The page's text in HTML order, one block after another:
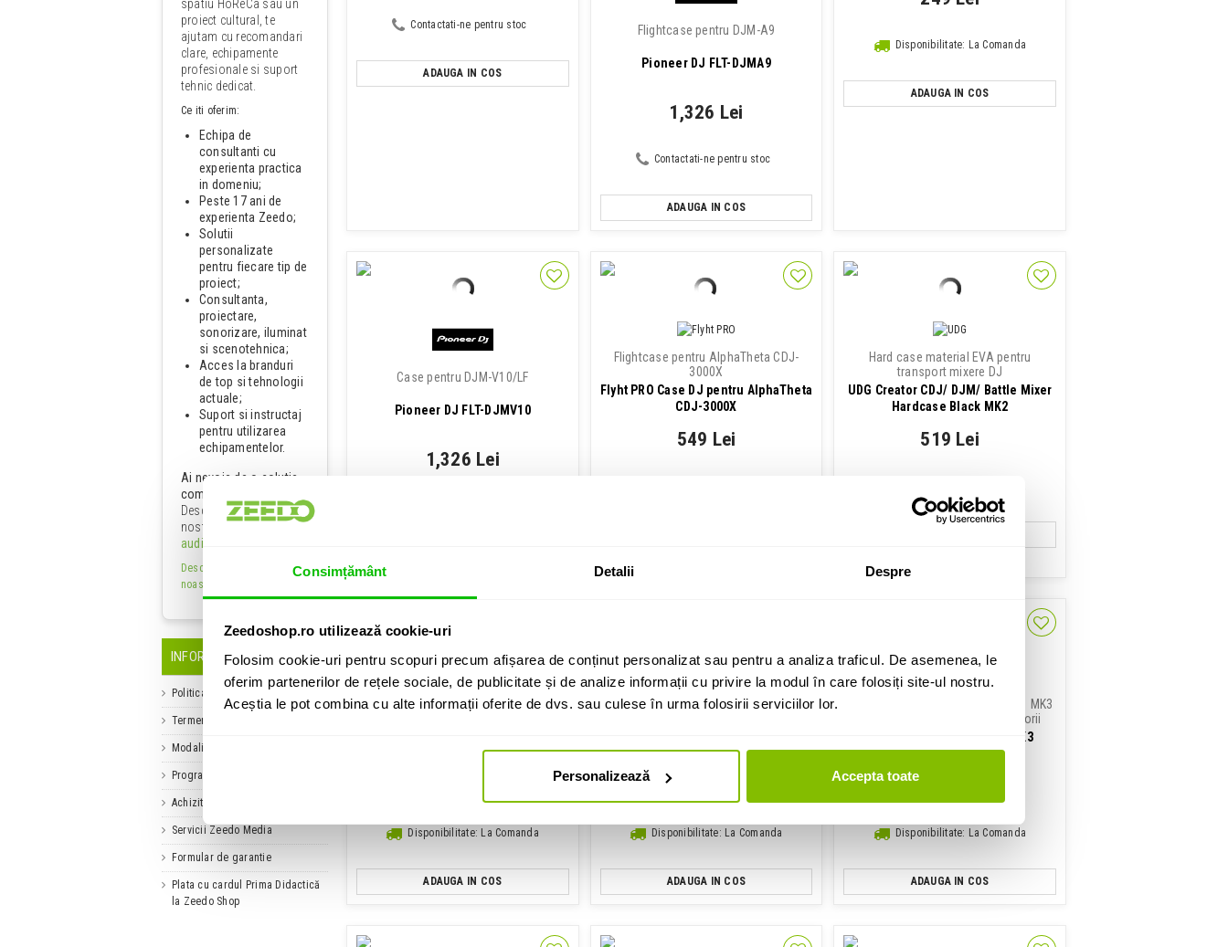
Consimțământ Detalii Despre
Zeedoshop.ro utilizează cookie-uri
Folosim cookie-uri pentru scopuri precum afișarea de conținut personalizat sau pentru a analiza traficul. De asemenea, le
oferim partenerilor de rețele sociale, de publicitate și de analize informații cu privire la modul în care folosiți site-ul nostru.
Aceștia le pot combina cu alte informații oferite de dvs. sau culese în urma folosirii serviciilor lor.
Personalizează Accepta toate
spatiu HoReCa sau un
proiect cultural, te
ajutam cu recomandari
clare, echipamente
profesionale si suport
tehnic dedicat.
Ce iti oferim:
Echipa de
consultanti cu
experienta practica
in domeniu;
Peste 17 ani de
experienta Zeedo;
Solutii
personalizate
pentru fiecare tip de
proiect;
Consultanta,
proiectare,
sonorizare, iluminat
si scenotehnica;
Acces la branduri
de top si tehnologii
actuale;
Suport si instructaj
pentru utilizarea
echipamentelor.
Ai nevoie de o solutie
completa?
Descopera serviciul
nostru dedicat de
solutii
audio profesionale
Descopera toate serviciile
noastre
INFORMATII UTILE
Politica de retur
Termene si conditii
Modalitati de plata
Program de fidelitate
Achizitii SICAP
Servicii Zeedo Media
Formular de garantie
Plata cu cardul Prima Didactică
la Zeedo Shop
Contactati-ne pentru stoc
ADAUGA IN COS
Flightcase pentru DJM-A9
Pioneer DJ FLT-DJMA9
1,326 Lei
Contactati-ne pentru stoc
ADAUGA IN COS
Disponibilitate: La Comanda
ADAUGA IN COS
Case pentru DJM-V10/LF
Pioneer DJ FLT-DJMV10
1,326 Lei
Flightcase pentru AlphaTheta CDJ-
3000X
Flyht PRO Case DJ pentru AlphaTheta
CDJ-3000X
549 Lei
Hard case material EVA pentru
transport mixere DJ
UDG Creator CDJ/ DJM/ Battle Mixer
Hardcase Black MK2
519 Lei
Hard case material EVA pentru
3000/2000NXS2/DJM-900NXS2
Disponibilitate: La Comanda
ADAUGA IN COS
Hard case material EVA pentru
Hardcase Black
Disponibilitate: La Comanda
ADAUGA IN COS
Hardcase EVA pentru Wolfmix W1 MK3
cu compartiment pentru accesorii
UDG Creator Wolfmix W1 MK3
Hardcase Black
Disponibilitate: La Comanda
ADAUGA IN COS